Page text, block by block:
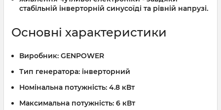
стабільній інверторній синусоїді та рівній напрузі.
Основні характеристики
Виробник: GENPOWER
Тип генератора: інверторний
Номінальна потужність: 4.8 кВт
Максимальна потужність: 6 кВт